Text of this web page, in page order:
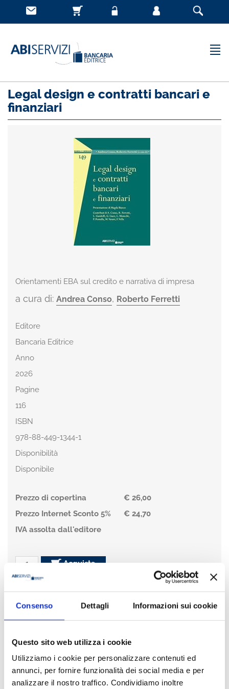
Consenso Dettagli Informazioni sui cookie
Questo sito web utilizza i cookie
Utilizziamo i cookie per personalizzare contenuti ed
annunci, per fornire funzionalità dei social media e per
analizzare il nostro traffico. Condividiamo inoltre
Legal design e contratti bancari e
finanziari
Orientamenti EBA sul credito e narrativa di impresa
a cura di: Andrea Conso, Roberto Ferretti
Editore
Bancaria Editrice
Anno
2026
Pagine
116
ISBN
978-88-449-1344-1
Disponibilità
Disponibile
Prezzo di copertina
€ 26,00
Prezzo Internet Sconto 5%
€ 24,70
IVA assolta dall'editore
Acquista
Condividi
Presentazione
L’esigenza di redigere testi giuridici chiari e, al tempo stesso,
tecnicamente precisi e rigorosi non è certamente nuova, ma è